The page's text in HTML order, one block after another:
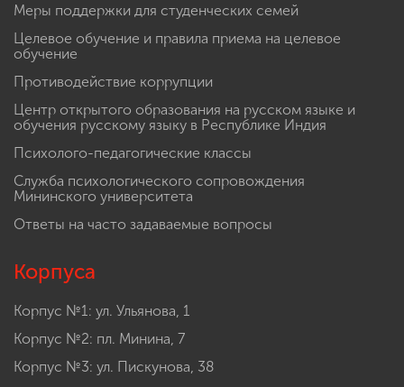
Меры поддержки для студенческих семей
Целевое обучение и правила приема на целевое
обучение
Противодействие коррупции
Центр открытого образования на русском языке и
обучения русскому языку в Республике Индия
Психолого-педагогические классы
Служба психологического сопровождения
Мининского университета
Ответы на часто задаваемые вопросы
Корпуса
Корпус №1: ул. Ульянова, 1
Корпус №2: пл. Минина, 7
Корпус №3: ул. Пискунова, 38